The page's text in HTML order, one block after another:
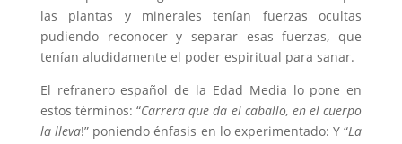
las plantas y minerales tenían fuerzas ocultas
pudiendo reconocer y separar esas fuerzas, que
tenían aludidamente el poder espiritual para sanar.
El refranero español de la Edad Media lo pone en
estos términos: “Carrera que da el caballo, en el cuerpo
la lleva!” poniendo énfasis en lo experimentado: Y “La